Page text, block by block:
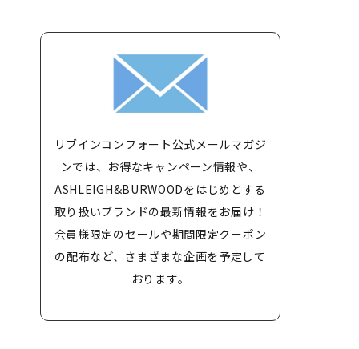
リブインコンフォート公式メールマガジ
ンでは、お得なキャンペーン情報や、
ASHLEIGH&BURWOODをはじめとする
取り扱いブランドの最新情報をお届け！
会員様限定のセールや期間限定クーポン
の配布など、さまざまな企画を予定して
おります。